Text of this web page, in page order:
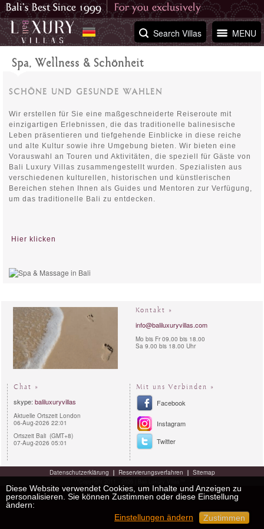
MENU
Search Villas
Spa, Wellness & Schönheit
SCHÖNE UND GESUNDE WAHLEN
Wir erstellen für Sie eine maßgeschneiderte Reiseroute mit
einzigartigen Erlebnissen, die das traditionelle balinesische
Leben präsentieren und tiefgehende Einblicke in diese reiche
und alte Kultur sowie ihre Umgebung bieten. Wir bieten eine
Vorauswahl an Touren und Aktivitäten, die speziell für Gäste von
Bali Luxury Villas zusammengestellt wurden. Spezialisten aus
verschiedenen kulturellen, historischen und künstlerischen
Bereichen stehen Ihnen als Guides und Mentoren zur Verfügung,
um das traditionelle Bali zu entdecken.
Hier klicken
Kontakt »
info@baliluxuryvillas.com
Mo bis Fr 09.00 bis 18.00
Sa 9.00 bis 18.00 Uhr
Chat »
skype: baliluxuryvillas
Aktuelle Ortszeit London
06-Aug-2026 22:01
Ortszeit Bali (GMT+8)
07-Aug-2026 05:01
Mit uns Verbinden »
Facebook
Instagram
Twitter
Datenschutzerklärung Reservierungsverfahren Sitemap
Diese Website verwendet Cookies, um Inhalte und Anzeigen zu
personalisieren. Sie können Zustimmen oder diese Einstellung
ändern:
Einstellungen ändern
Zustimmen